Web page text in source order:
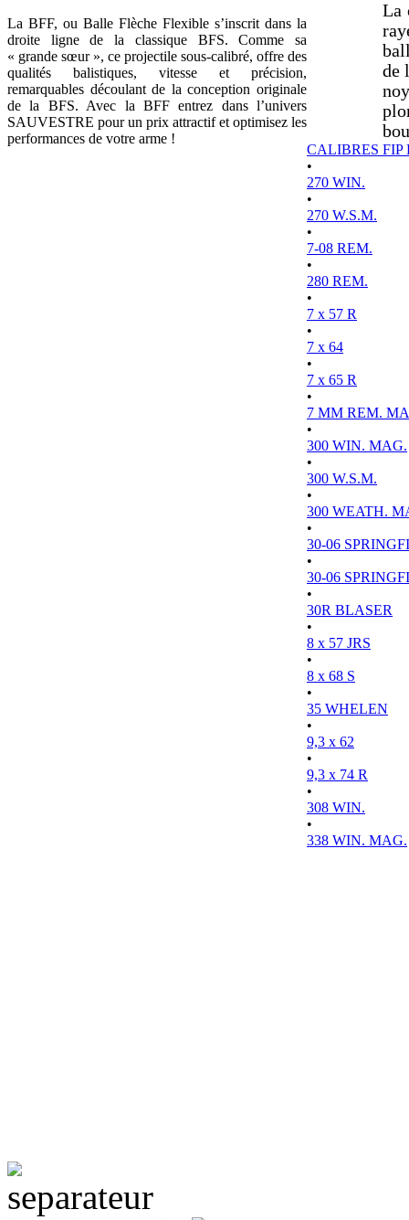
La BFF, ou Balle Flèche Flexible s’inscrit dans la
droite ligne de la classique BFS. Comme sa
« grande sœur », ce projectile sous-calibré, offre des
qualités balistiques, vitesse et précision,
remarquables découlant de la conception originale
de la BFS. Avec la BFF entrez dans l’univers
SAUVESTRE pour un prix attractif et optimisez les
performances de votre arme !
La
de
CALIBRES FIP
•
270 WIN.
•
270 W.S.M.
•
7-08 REM.
•
280 REM.
•
7 x 57 R
•
7 x 64
•
7 x 65 R
•
7 MM REM.
•
300 WIN. MAG.
•
300 W.S.M.
•
300 WEATH.
•
30-06
•
30-06
•
30R BLASER
•
8 x 57 JRS
•
8 x 68 S
•
35 WHELEN
•
9,3 x 62
•
9,3 x 74 R
•
308 WIN.
•
338 WIN. MAG.